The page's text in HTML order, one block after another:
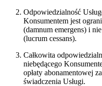
Odpowiedzialność
Konsumentem jest
(damnum emergens) i
(lucrum cessans).
Całkowita
niebędącego
opłaty abonamentowej
świadczenia Usługi.